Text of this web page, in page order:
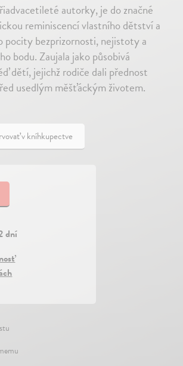
autorky, je do značné
reminiscencí vlastního dětství a
pocity bezprizornosti, nejistoty a
bodu. Zaujala jako působivá
dětí, jejichž rodiče dali přednost
usedlým měšťáckým životem.
v kníhkupectve
dní